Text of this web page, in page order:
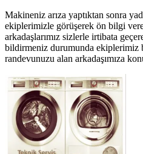
Makineniz arıza yaptıktan sonra
ekiplerimizle görüşerek ön bilgi
arkadaşlarımız sizlerle irtibata
bildirmeniz durumunda ekiplerimiz
randevunuzu alan arkadaşımıza